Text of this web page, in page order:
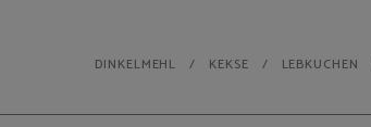
DINKELMEHL KEKSE LEBKUCHEN